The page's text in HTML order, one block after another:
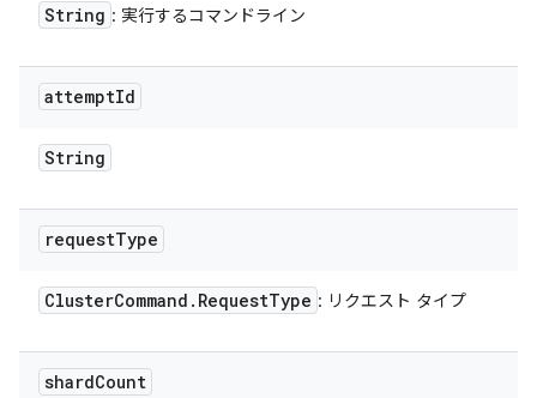
String : 実行するコマンドライン
attemptId
String
requestType
ClusterCommand . RequestType : リクエスト タイプ
shardCount